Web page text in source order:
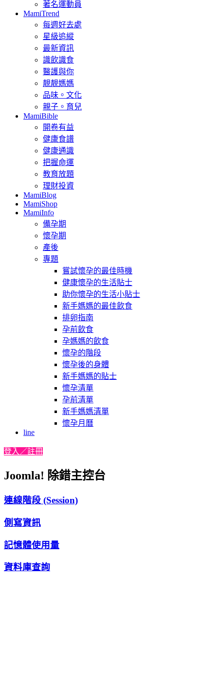
著名運動員
MamiTrend
每週好去處
星級追縱
最新資訊
識飲識食
醫護與你
靚靚媽媽
品味。文化
親子。育兒
MamiBible
開卷有益
健康食譜
健康通識
把握命運
教育放題
理財投資
MamiBlog
MamiShop
MamiInfo
備孕期
懷孕期
產後
專題
嘗試懷孕的最佳時機
健康懷孕的生活貼士
助你懷孕的生活小貼士
新手媽媽的最佳飲食
排卵指南
孕前飲食
孕媽媽的飲食
懷孕的階段
懷孕後的身體
新手媽媽的貼士
懷孕清單
孕前清單
新手媽媽清單
懷孕月曆
line
登入／註冊
Joomla! 除錯主控台
連線階段 (Session)
側寫資訊
記憶體使用量
資料庫查詢